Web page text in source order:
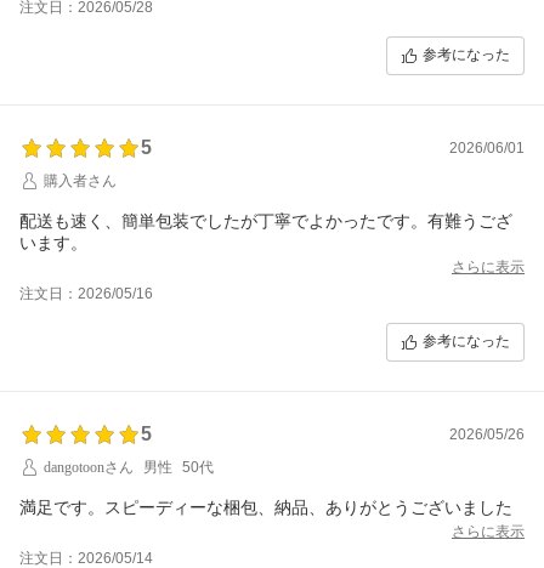
注文日：2026/05/28
参考になった
5
2026/06/01
購入者さん
配送も速く、簡単包装でしたが丁寧でよかったです。有難うござ
います。
さらに表示
注文日：2026/05/16
参考になった
5
2026/05/26
dangotoonさん
男性 50代
満足です。スピーディーな梱包、納品、ありがとうございました
さらに表示
注文日：2026/05/14